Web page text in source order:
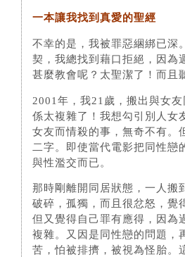
一本讓我找到真愛的聖經
不幸的是，我被罪惡綑綁已深
契，我總找到藉口拒絕，因為
甚麼教會呢？太聖潔了！而且
2001年，我21歲，搬出與女
係太複雜了！我想勾引別人女
女友而情殺的事，無奇不有。
二字。即使當代電影把同性戀
與性濫交而已。
那時剛離開同居狀態，一人搬
破碎，孤獨，而且很忿怒，覺
但又覺得自己罪有應得，因為
複雜。又因是同性戀的問題，
苦，怕被排擠，被視為怪胎。